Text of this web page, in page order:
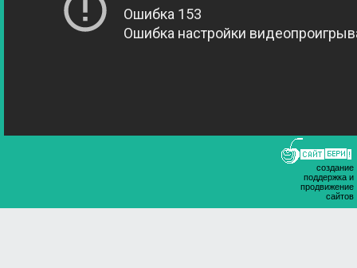
создание
поддержка и
продвижение
сайтов